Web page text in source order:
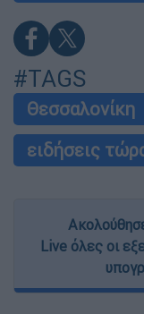
#TAGS
Θεσσαλονίκη
ειδήσεις
Live όλες οι